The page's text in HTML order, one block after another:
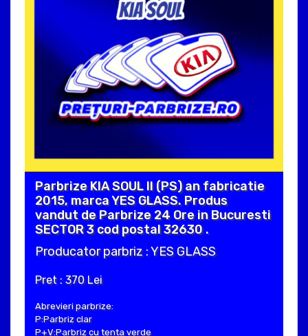
Parbrize KIA SOUL II (PS) an fabricatie
2015, marca YES GLASS. Produs
vandut de Parbrize 24 Ore in Bucuresti
SECTOR 3 cod postal 32630 .
Producator parbriz : YES GLASS
Pret : 370 Lei
Abrevieri parbrize:
P:Parbriz clar
P+V:Parbriz cu tenta verde